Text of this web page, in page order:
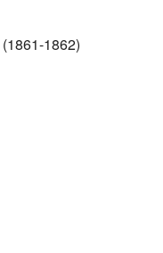
(1861-1862)